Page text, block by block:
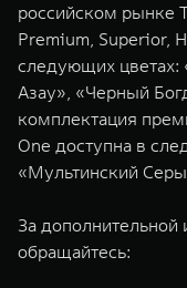
российском рынке
Premium, Superior,
следующих цветах:
Азау», «Черный
комплектация
One доступна в
«Мультинский
За
обращайтесь: